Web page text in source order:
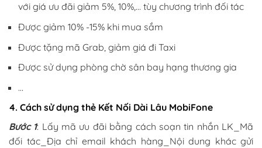
với giá ưu đãi giảm 5%, 10%,… tùy chương trình đối tác
Được giảm 10% -15% khi mua sắm
Được tặng mã Grab, giảm giá đi Taxi
Được sử dụng phòng chờ sân bay hạng thương gia
…
4. Cách sử dụng thẻ Kết Nối Dài Lâu MobiFone
Bước 1: Lấy mã ưu đãi bằng cách soạn tin nhắn LK_Mã
đối tác_Địa chỉ email khách hàng_Nội dung khác gửi